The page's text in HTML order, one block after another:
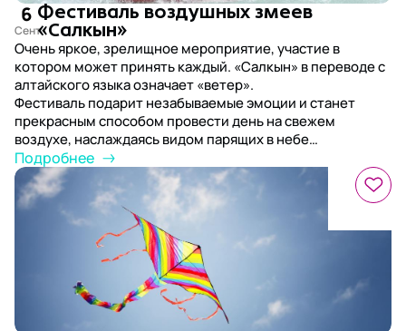
6 Фестиваль воздушных змеев
«Салкын»
Очень яркое, зрелищное мероприятие, участие в
котором может принять каждый. «Салкын» в переводе с
алтайского языка означает «ветер».
Фестиваль подарит незабываемые эмоции и станет
прекрасным способом провести день на свежем
воздухе, наслаждаясь видом парящих в небе
разноцветных змеев и алтайских гор.
Подробнее